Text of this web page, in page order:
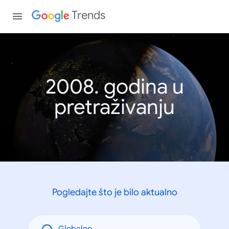
Trends
2008. godina u
pretraživanju
Pogledajte što je bilo aktualno